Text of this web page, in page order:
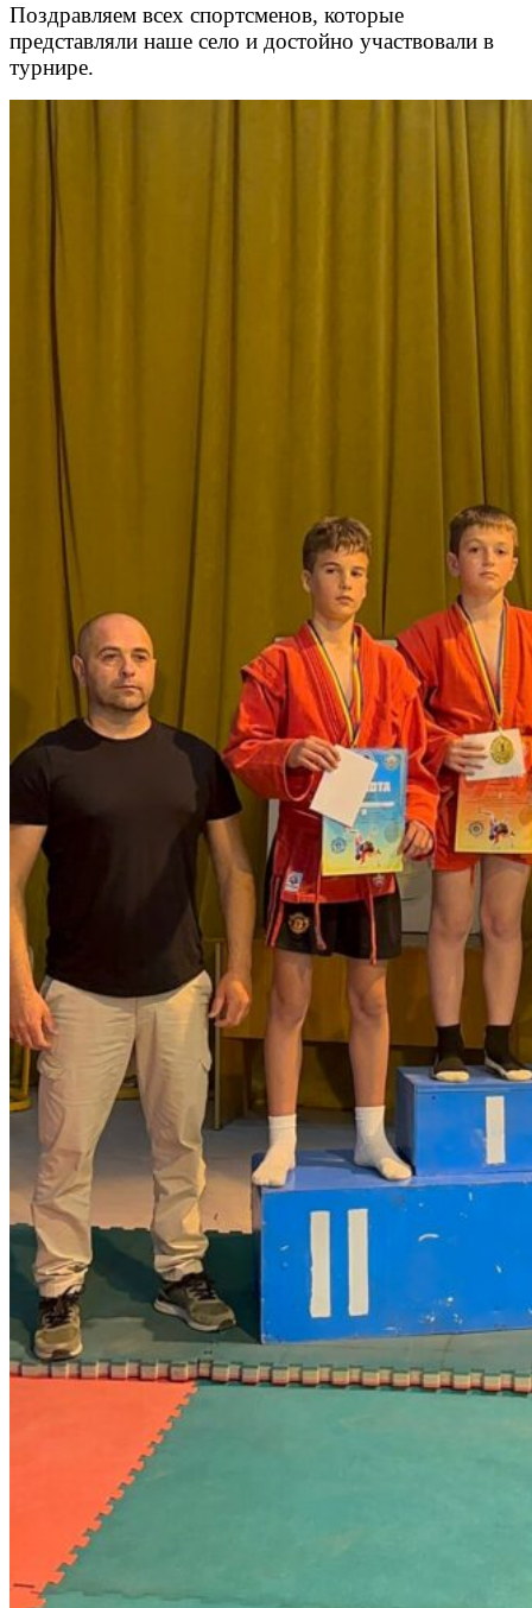
Поздравляем всех спортсменов, которые
представляли наше село и достойно участвовали в
турнире.